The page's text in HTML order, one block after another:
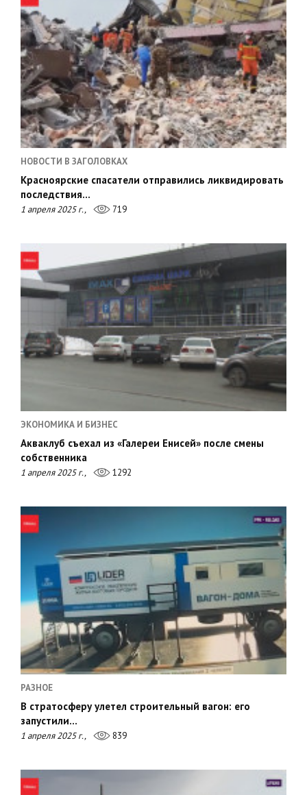
НОВОСТИ В ЗАГОЛОВКАХ
Красноярские спасатели отправились ликвидировать
последствия…
1 апреля 2025 г., 719
ЭКОНОМИКА И БИЗНЕС
Акваклуб съехал из «Галереи Енисей» после смены
собственника
1 апреля 2025 г., 1292
РАЗНОЕ
В стратосферу улетел строительный вагон: его
запустили…
1 апреля 2025 г., 839